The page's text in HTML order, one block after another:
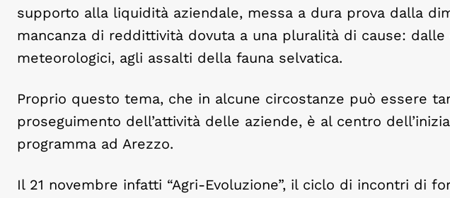
supporto alla liquidità aziendale, messa a dura prova dalla
mancanza di reddittività dovuta a una pluralità di cause:
meteorologici, agli assalti della fauna selvatica.
Proprio questo tema, che in alcune circostanze può essere
proseguimento dell’attività delle aziende, è al centro
programma ad Arezzo.
Il 21 novembre infatti “Agri-Evoluzione”, il ciclo di incontri di